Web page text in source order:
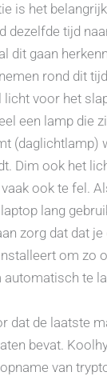
is het
dezelfde tijd
dit gaan
rond dit
licht voor het
een lamp die
(daglichtlamp)
Dim ook het
ook te fel.
lang
zorg dat dat je
om zo
automatisch te
dat de laatste
bevat.
van